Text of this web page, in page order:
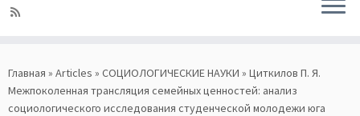
to
content
Главная » Articles » СОЦИОЛОГИЧЕСКИЕ НАУКИ » Циткилов П. Я.
Межпоколенная трансляция семейных ценностей: анализ
социологического исследования студенческой молодежи юга